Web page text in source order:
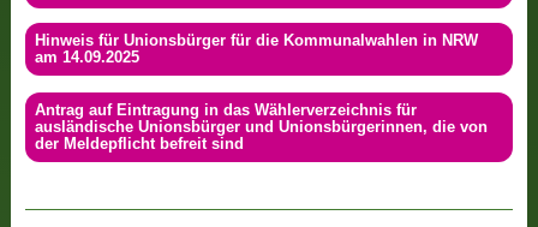
Hinweis für Unionsbürger für die Kommunalwahlen in NRW
am 14.09.2025
Antrag auf Eintragung in das Wählerverzeichnis für
ausländische Unionsbürger und Unionsbürgerinnen, die von
der Meldepflicht befreit sind